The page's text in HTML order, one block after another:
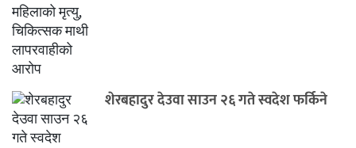
शेरबहादुर देउवा साउन २६ गते स्वदेश फर्किने